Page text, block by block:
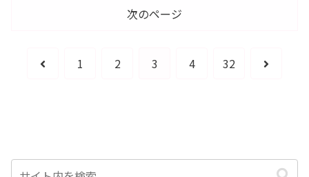
次のページ
前
1 2 3 4 32
次